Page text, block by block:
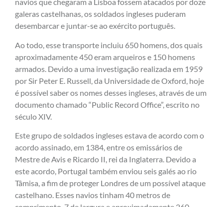
navios que chegaram a Lisboa fossem atacados por doze
galeras castelhanas, os soldados ingleses puderam
desembarcar e juntar-se ao exército português.
Ao todo, esse transporte incluiu 650 homens, dos quais
aproximadamente 450 eram arqueiros e 150 homens
armados. Devido a uma investigação realizada em 1959
por Sir Peter E. Russell, da Universidade de Oxford, hoje
é possível saber os nomes desses ingleses, através de um
documento chamado “Public Record Office”, escrito no
século XIV.
Este grupo de soldados ingleses estava de acordo com o
acordo assinado, em 1384, entre os emissários de
Mestre de Avis e Ricardo II, rei da Inglaterra. Devido a
este acordo, Portugal também enviou seis galés ao rio
Tâmisa, a fim de proteger Londres de um possível ataque
castelhano. Esses navios tinham 40 metros de